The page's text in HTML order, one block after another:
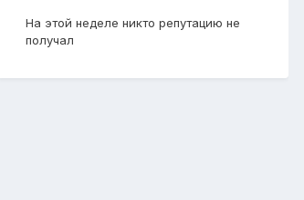
На этой неделе никто репутацию не
получал